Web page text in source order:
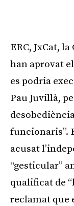
ERC, JxCat,
han aprovat
es podria
Pau Juvillà,
funcionaris”.
acusat
“gesticular”
qualificat de
reclamat que